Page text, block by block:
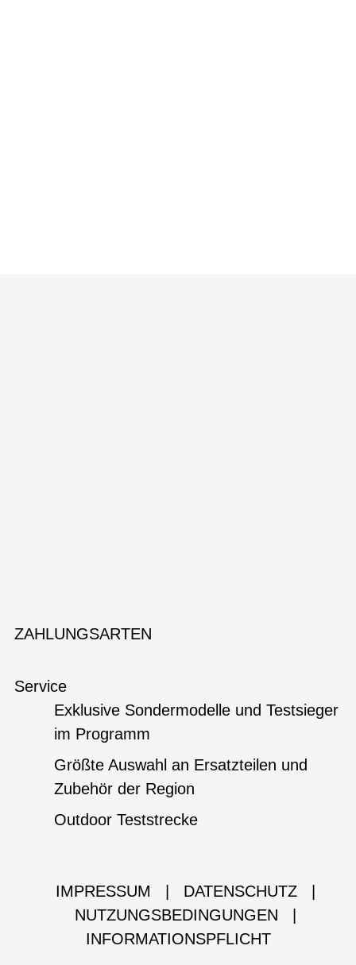
ZAHLUNGSARTEN
Service
Exklusive Sondermodelle und Testsieger
im Programm
Größte Auswahl an Ersatzteilen und
Zubehör der Region
Outdoor Teststrecke
IMPRESSUM DATENSCHUTZ
NUTZUNGSBEDINGUNGEN
INFORMATIONSPFLICHT